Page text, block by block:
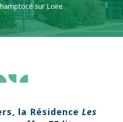
sur Loire
la Résidence Les